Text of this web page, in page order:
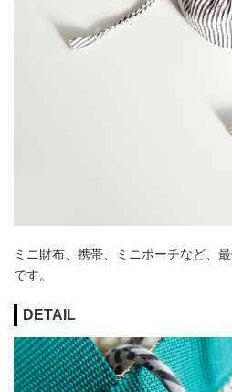
ミニ財布、携帯、ミニポーチなど、
です。
DETAIL